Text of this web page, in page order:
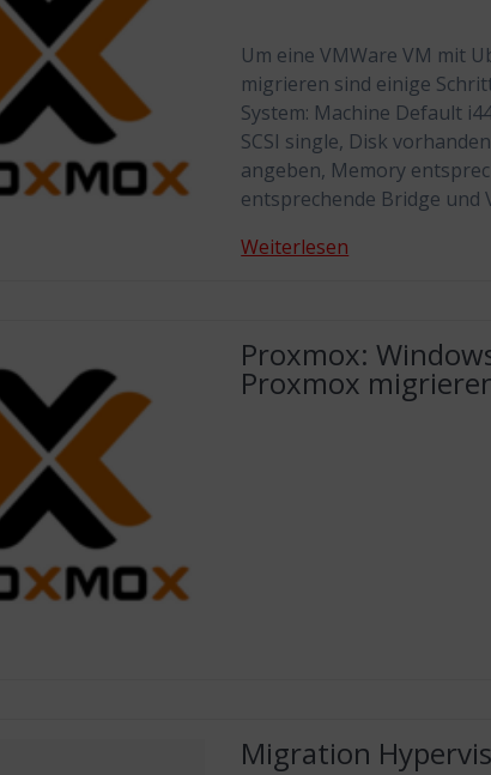
Um eine VMWare VM mit
migrieren sind einige
System: Machine Default
SCSI single, Disk
angeben, Memory
entsprechende Bridge
Weiterlesen
Proxmox:
Proxmox
Migration